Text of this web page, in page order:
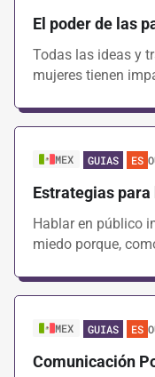
El poder de las
Todas las ideas y
mujeres tienen
MEX GUIAS ES
Estrategias
Hablar en público
miedo porque,
MEX GUIAS ES
Comunicación